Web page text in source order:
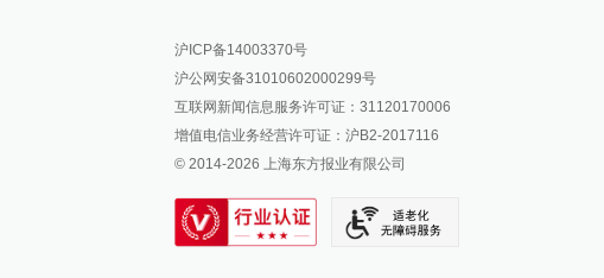
澎湃新闻公众号
澎湃新闻抖音号
派生万物开放平台
IP SHANGHAI
SIXTH TONE
报料邮箱: news@thepaper.cn
沪ICP备14003370号
沪公网安备31010602000299号
互联网新闻信息服务许可证：31120170006
增值电信业务经营许可证：沪B2-2017116
© 2014-2026 上海东方报业有限公司